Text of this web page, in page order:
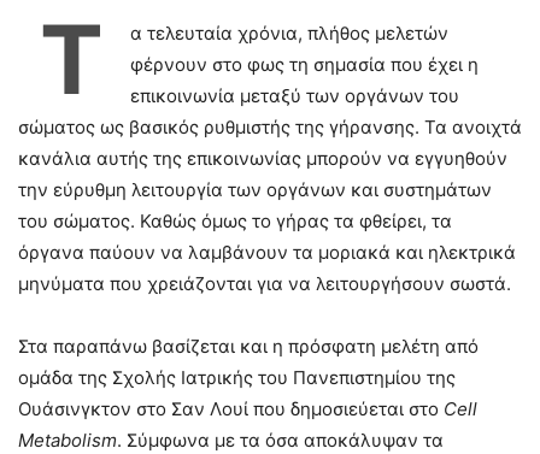
Τ
α τελευταία χρόνια, πλήθος μελετών
φέρνουν στο φως τη σημασία που έχει η
επικοινωνία μεταξύ των οργάνων του
σώματος ως βασικός ρυθμιστής της γήρανσης. Τα ανοιχτά
κανάλια αυτής της επικοινωνίας μπορούν να εγγυηθούν
την εύρυθμη λειτουργία των οργάνων και συστημάτων
του σώματος. Καθώς όμως το γήρας τα φθείρει, τα
όργανα παύουν να λαμβάνουν τα μοριακά και ηλεκτρικά
μηνύματα που χρειάζονται για να λειτουργήσουν σωστά.
Στα παραπάνω βασίζεται και η πρόσφατη μελέτη από
ομάδα της Σχολής Ιατρικής του Πανεπιστημίου της
Ουάσινγκτον στο Σαν Λουί που δημοσιεύεται στο Cell
Metabolism. Σύμφωνα με τα όσα αποκάλυψαν τα